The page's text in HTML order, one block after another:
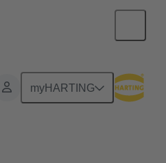
myHARTING